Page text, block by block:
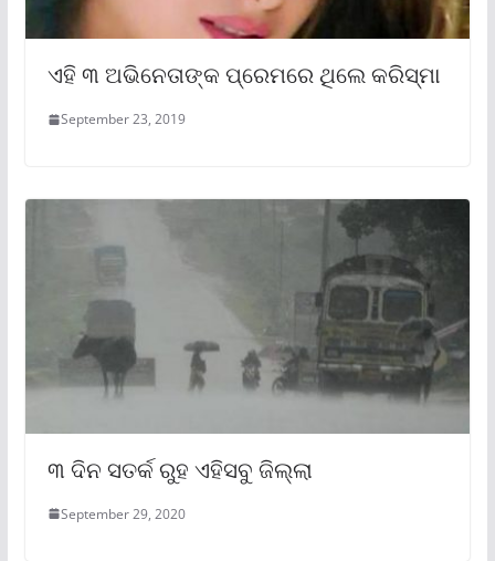
ଏହି ୩ ଅଭିନେତାଙ୍କ ପ୍ରେମରେ ଥିଲେ କରିସ୍ମା
September 23, 2019
୩ ଦିନ ସତର୍କ ରୁହ ଏହିସବୁ ଜିଲ୍ଲା
September 29, 2020